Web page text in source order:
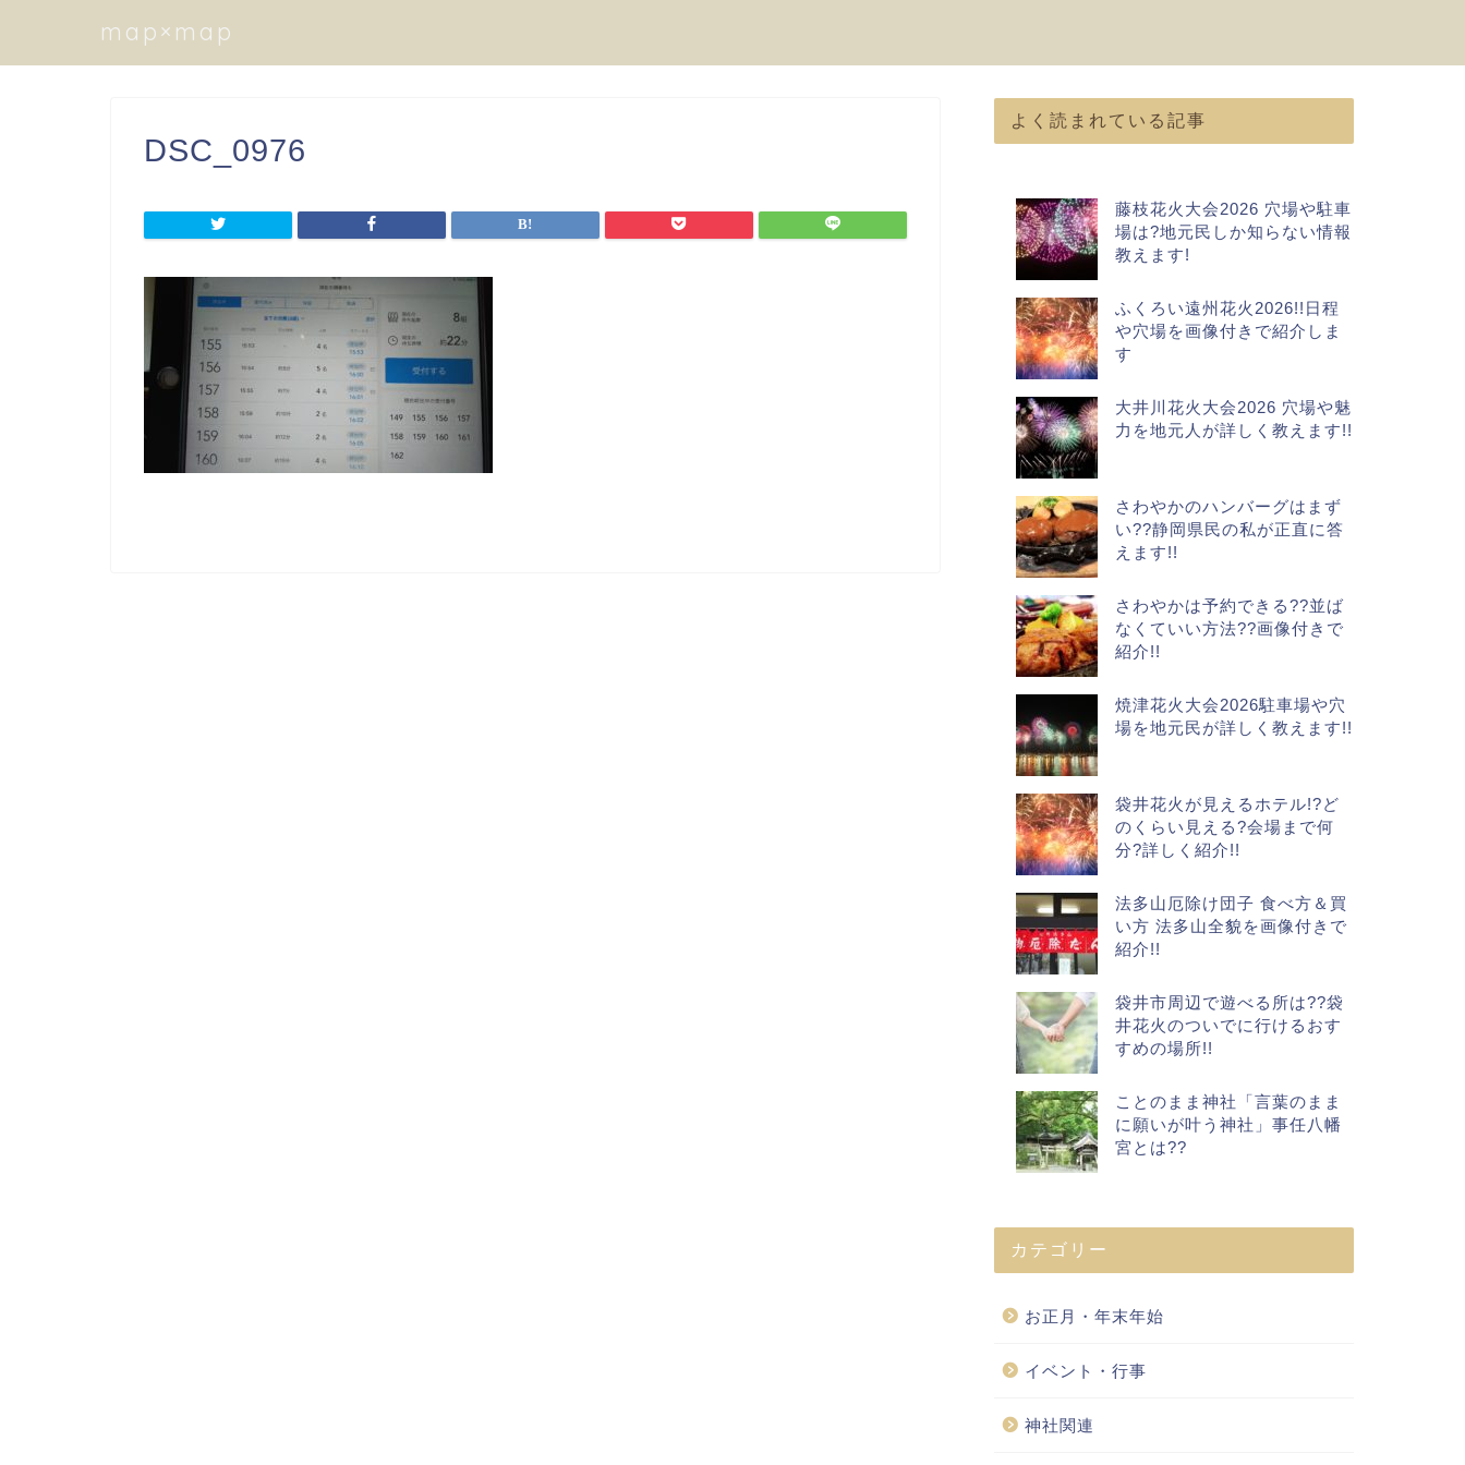
map×map
DSC_0976
よく読まれている記事
藤枝花火大会2026 穴場や駐車
場は?地元民しか知らない情報
教えます!
ふくろい遠州花火2026!!日程
や穴場を画像付きで紹介しま
す
大井川花火大会2026 穴場や魅
力を地元人が詳しく教えます!!
さわやかのハンバーグはまず
い??静岡県民の私が正直に答
えます!!
さわやかは予約できる??並ば
なくていい方法??画像付きで
紹介!!
焼津花火大会2026駐車場や穴
場を地元民が詳しく教えます!!
袋井花火が見えるホテル!?ど
のくらい見える?会場まで何
分?詳しく紹介!!
法多山厄除け団子 食べ方＆買
い方 法多山全貌を画像付きで
紹介!!
袋井市周辺で遊べる所は??袋
井花火のついでに行けるおす
すめの場所!!
ことのまま神社「言葉のまま
に願いが叶う神社」事任八幡
宮とは??
カテゴリー
お正月・年末年始
イベント・行事
神社関連